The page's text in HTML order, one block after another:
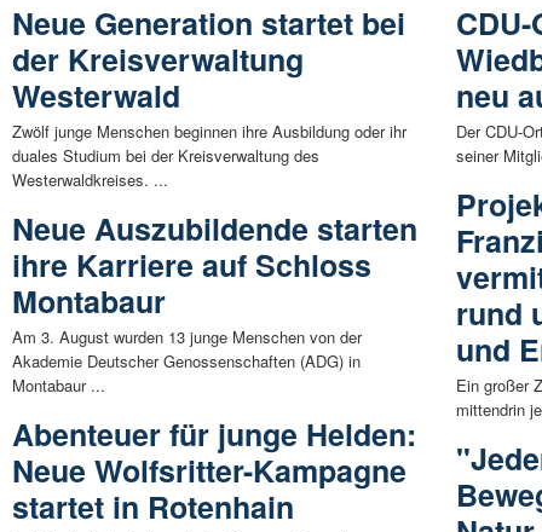
Neue Generation startet bei
der Kreisverwaltung
Westerwald
Zwölf junge Menschen beginnen ihre Ausbildung oder ihr
duales Studium bei der Kreisverwaltung des
Westerwaldkreises. ...
Neue Auszubildende starten
ihre Karriere auf Schloss
Montabaur
Am 3. August wurden 13 junge Menschen von der
Akademie Deutscher Genossenschaften (ADG) in
Montabaur ...
Abenteuer für junge Helden:
Neue Wolfsritter-Kampagne
startet in Rotenhain
neu
Der CDU-
seiner
rund
und
Ein großer
mittendrin